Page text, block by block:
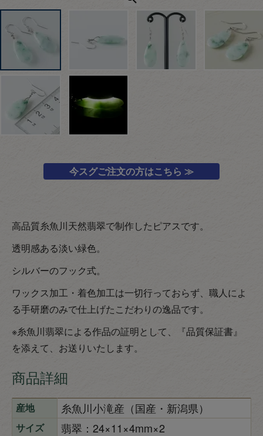
今スグご注文の方はこちら ≫
高品質糸魚川天然翡翠で制作したピアスです。
透明感ある淡い緑色。
シルバーのフック式。
ワックス加工・着色加工は一切行っておらず、職人によ
る手研磨のみで仕上げたこだわりの逸品です。
※糸魚川翡翠による作品の証明として、『品質保証書』
を添えて、お送りいたします。
商品詳細
産地 糸魚川小滝産（国産・新潟県）
サイズ 翡翠：24×11×4mm×2